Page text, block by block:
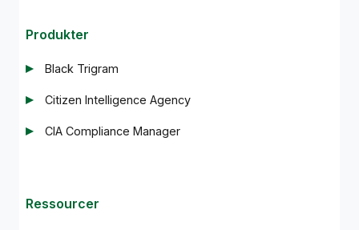
Produkter
Black Trigram
Citizen Intelligence Agency
CIA Compliance Manager
Ressourcer